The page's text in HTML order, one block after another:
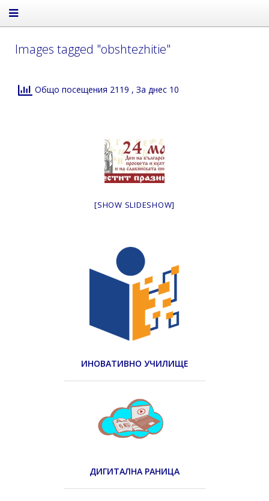
Images tagged "obshtezhitie"
Общо посещения 2119 , За днес 10
[SHOW SLIDESHOW]
ИНОВАТИВНО УЧИЛИЩЕ
ДИГИТАЛНА РАНИЦА